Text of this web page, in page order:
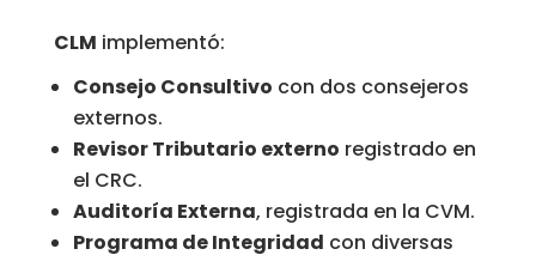
CLM implementó:
Consejo Consultivo con dos consejeros
externos.
Revisor Tributario externo registrado en
el CRC.
Auditoría Externa, registrada en la CVM.
Programa de Integridad con diversas